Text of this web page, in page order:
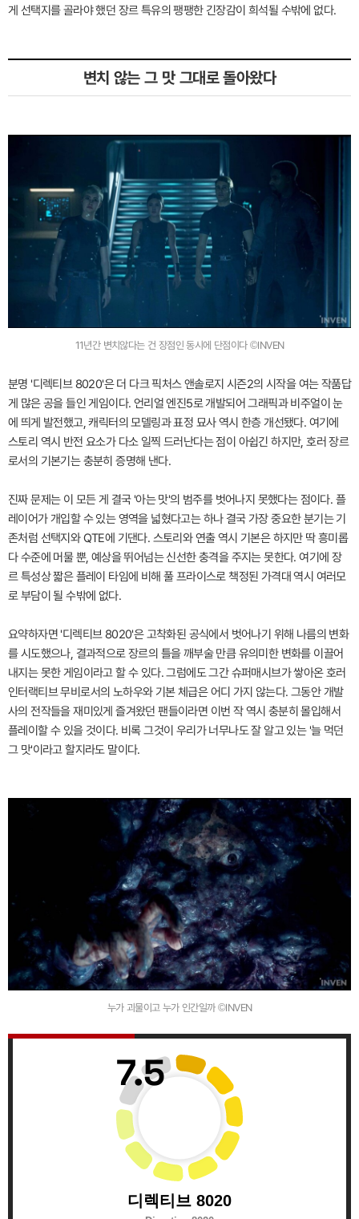
게 선택지를 골라야 했던 장르 특유의 팽팽한 긴장감이 희석될 수밖에 없다.
변치 않는 그 맛 그대로 돌아왔다
11년간 변치않다는 건 장점인 동시에 단점이다 ©INVEN
분명 '디렉티브 8020'은 더 다크 픽처스 앤솔로지 시즌2의 시작을 여는 작품답
게 많은 공을 들인 게임이다. 언리얼 엔진5로 개발되어 그래픽과 비주얼이 눈
에 띄게 발전했고, 캐릭터의 모델링과 표정 묘사 역시 한층 개선됐다. 여기에
스토리 역시 반전 요소가 다소 일찍 드러난다는 점이 아쉽긴 하지만, 호러 장르
로서의 기본기는 충분히 증명해 낸다.
진짜 문제는 이 모든 게 결국 '아는 맛'의 범주를 벗어나지 못했다는 점이다. 플
레이어가 개입할 수 있는 영역을 넓혔다고는 하나 결국 가장 중요한 분기는 기
존처럼 선택지와 QTE에 기댄다. 스토리와 연출 역시 기본은 하지만 딱 흥미롭
다 수준에 머물 뿐, 예상을 뛰어넘는 신선한 충격을 주지는 못한다. 여기에 장
르 특성상 짧은 플레이 타임에 비해 풀 프라이스로 책정된 가격대 역시 여러모
로 부담이 될 수밖에 없다.
요약하자면 '디렉티브 8020'은 고착화된 공식에서 벗어나기 위해 나름의 변화
를 시도했으나, 결과적으로 장르의 틀을 깨부술 만큼 유의미한 변화를 이끌어
내지는 못한 게임이라고 할 수 있다. 그럼에도 그간 슈퍼매시브가 쌓아온 호러
인터랙티브 무비로서의 노하우와 기본 체급은 어디 가지 않는다. 그동안 개발
사의 전작들을 재미있게 즐겨왔던 팬들이라면 이번 작 역시 충분히 몰입해서
플레이할 수 있을 것이다. 비록 그것이 우리가 너무나도 잘 알고 있는 '늘 먹던
그 맛'이라고 할지라도 말이다.
누가 괴물이고 누가 인간일까 ©INVEN
7.5
디렉티브 8020